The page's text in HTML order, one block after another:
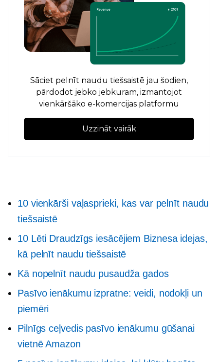
Sāciet pelnīt naudu tiešsaistē jau šodien,
pārdodot jebko jebkuram, izmantojot
vienkāršāko e-komercijas platformu
Uzzināt vairāk
10 vienkārši vaļasprieki, kas var pelnīt naudu
tiešsaistē
10 Lēti Draudzīgs iesācējiem Biznesa idejas,
kā pelnīt naudu tiešsaistē
Kā nopelnīt naudu pusaudža gados
Pasīvo ienākumu izpratne: veidi, nodokļi un
piemēri
Pilnīgs ceļvedis pasīvo ienākumu gūšanai
vietnē Amazon